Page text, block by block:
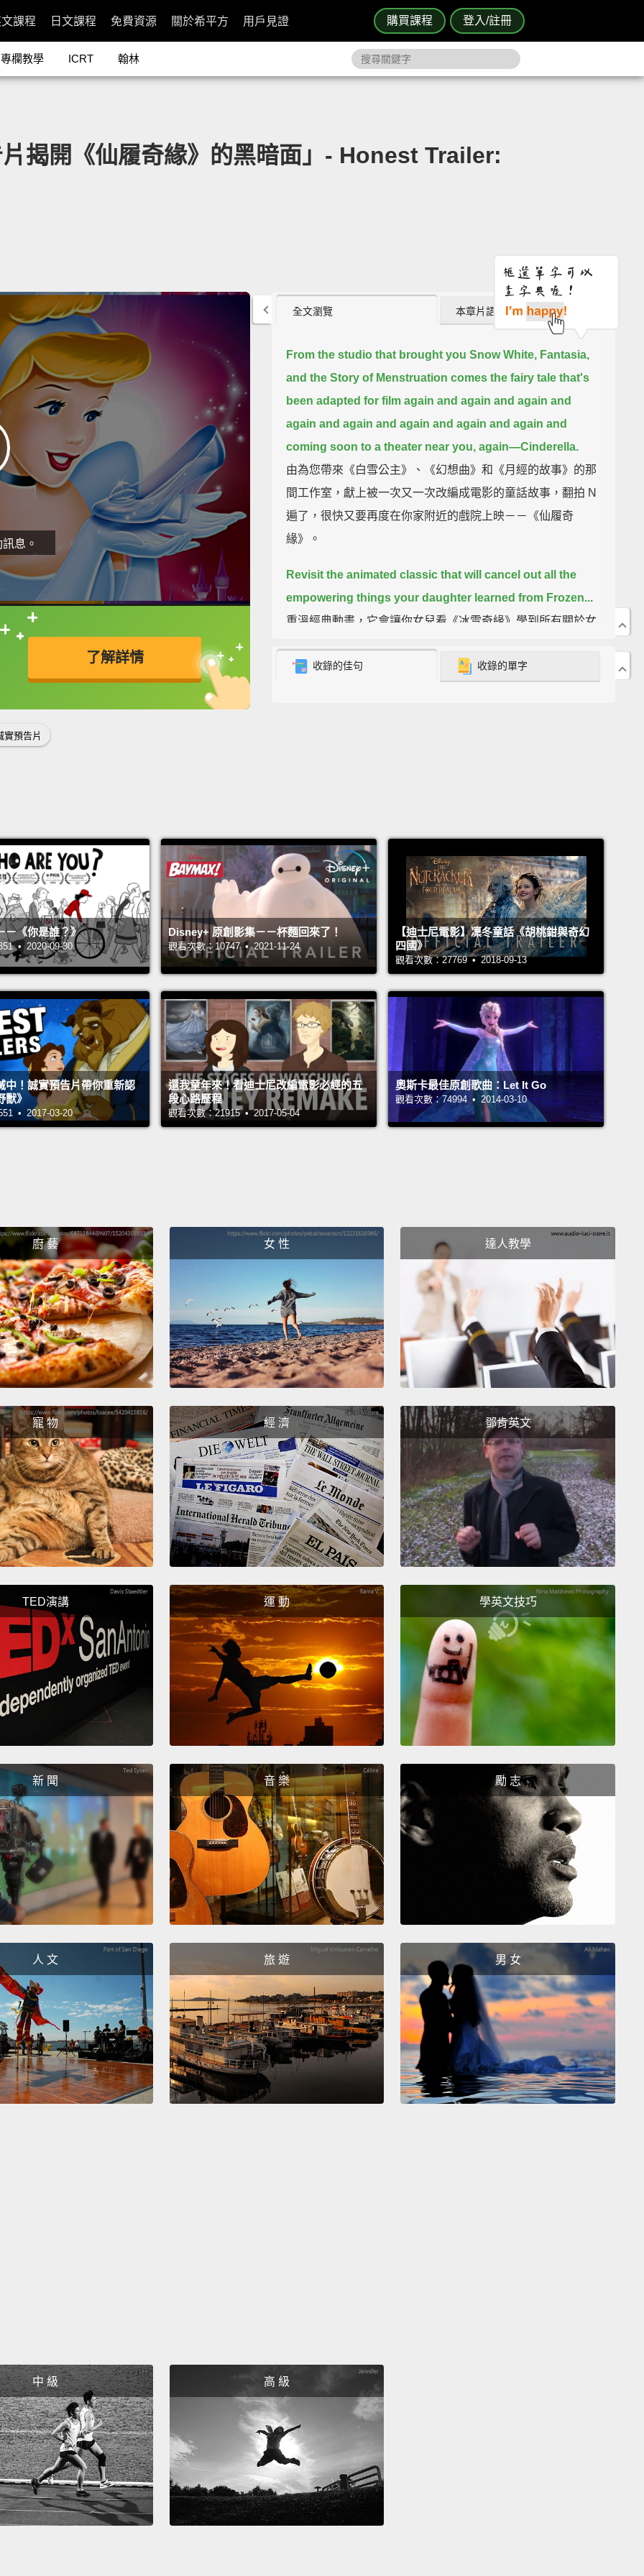
購買課程 登入/註冊
課程 日文課程 免費資源 關於希平方 用戶見證
專欄教學 ICRT 翰林
揭開《仙履奇緣》的黑暗面」- Honest Trailer:
息。
了解詳情
接查字典喔！
英
實預告片
全文瀏覽 本章片語 (3)
From the studio that brought you Snow White, Fantasia,
and the Story of Menstruation comes the fairy tale that's
been adapted for film again and again and again and
again and again and again and again and again and
coming soon to a theater near you, again—Cinderella.
由為您帶來《白雪公主》、《幻想曲》和《月經的故事》的那
間工作室，獻上被一次又一次改編成電影的童話故事，翻拍 N
遍了，很快又要再度在你家附近的戲院上映－－《仙履奇
緣》。
Revisit the animated classic that will cancel out all the
empowering things your daughter learned from Frozen...
重溫經典動畫，它會讓你女兒看《冰雪奇緣》學到所有關於女
"Leave the sewing to the women."
Get swept away by the tale of Cinderella, an orphan girl
enslaved to her stepfamily, who's either a powerful druid
that can talk to animals...
好好陶醉在灰姑娘的故事中，一個被繼親打壓的孤女，她要不
是一個能和動物交談的超強祭司...
"Where? In a trap?"
「在哪？在陷阱裡？」
...or years of being locked away in a castle knitting
sweaters for mice have slowly driven her mad.
...就是幾年來被鎖在城堡裡給老鼠織毛衣漸漸把她逼瘋了。
Yup, definitely crazy.
沒錯，肯定是起肖了。
But everything will change when she meets her fairy
godmother, a guardian angel who's waited years to
improve Cinderella's life in any way
instead of helping her
out when her parents died
or when her stepfamily forced
her into slavery. Thanks for the dress, lady. But it would
have been more helpful if you bibbidi-bobbidi called Child
Protective Services, like, eight years ago.
不過一切都會在她見到自己的神仙教母時改變，一個等候多年
要不計方法改善灰姑娘生活的守護天使，但她卻不在灰姑娘的
爸媽掛掉時幫她，或在她後母和繼姐逼她當僕人的時候。還真
謝謝妳的禮服咧，女士。不過更能幫上忙的做法，是在大概八
年前就念念咒打給兒童保護部門。
Even though Cinderella's name is the title, spend more
than half the movie watching a cat try to contain the army
who have infested every corner of the house.
And for all his reasonable efforts to contain the rodent
horde, gets Bran Stark'd out the window.
雖然灰姑娘的名字是片名，但花大半部電影的時間看一隻貓試
圖阻止害獸大軍，牠們出沒在家中每個角落。儘管他為了制止
一群老鼠做出的努力很合理，那隻貓還是像布蘭‧史塔克一樣
被丟出窗外了。
Savor the age-old love story between a prince who
couldn't be bothered to find his own wife and a king so
desperate for heirs he doesn't care whose uterus his son
uses as a baby factory,
whether it's a hermit maid who
talks to mice or just someone with the same shoe size.
細細品味古老雋永的愛情故事，主角是一個懶得討老婆的王子
和一個想抱孫想到瘋掉、不管兒子用誰的子宮來製造寶寶的國
王，管她是關在家裡和老鼠說話的女僕，還是鞋子剛好穿一樣
大的女人都行。
"This slipper may fit any number of girls."
「這鞋子可能一堆女孩都穿得下啊。」
"That's his problem."
Most dreams just don't come true
多數夢想不會實現
But I am the rare exception
不過我是少見的特例
I'm skinny and pretty and cute.
收錄的佳句 收錄的單字
－《你是誰？》
• 2020-09-30
Disney+ 原創影集－－杯麵回來了！
觀看次數：10747 • 2021-11-24
【迪士尼電影】凜冬童話《胡桃鉗與奇幻
四國》
觀看次數：27769 • 2018-09-13
中！誠實預告片帶你重新認
》
• 2017-03-20
還我童年來！看迪士尼改編電影必經的五
段心路歷程
觀看次數：21915 • 2017-05-04
奧斯卡最佳原創歌曲：Let It Go
觀看次數：74994 • 2014-03-10
廚 藝 女 性 達人教學
寵 物 經 濟 鄧肯英文
TED演講 運 動 學英文技巧
新 聞 音 樂 勵 志
人 文 旅 遊 男 女
中 級 高 級